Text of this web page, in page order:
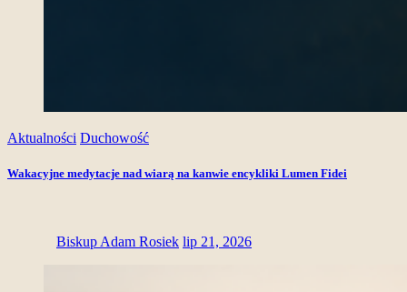
Aktualności Duchowość
Wakacyjne medytacje nad wiarą na kanwie encykliki Lumen Fidei
Biskup Adam Rosiek lip 21, 2026